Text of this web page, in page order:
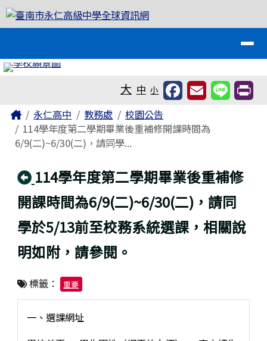
跳至主內容區
臺南市永仁高級中學全球資訊網
大 中 小
主內容區域
Home永仁高中 教務處
校園公告
114學年度第二學期畢業後重補修開課時間為
6/9(二)~6/30(二)，請同學...
回上頁
114學年度第二學期畢業後重補修
開課時間為6/9(二)~6/30(二)，請同
學於5/13前至校務系統選課，相關說
明如附，請參閱。
標籤： 重要
一、選課網址
頁尾區域